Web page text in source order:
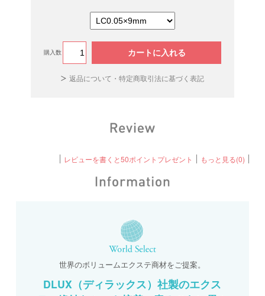
購入数 カートに入れる
返品について・特定商取引法に基づく表記
レビューを書くと50ポイントプレゼント もっと見る(0)
世界のボリュームエクステ商材をご提案。
DLUX（ディラックス）社製のエクス